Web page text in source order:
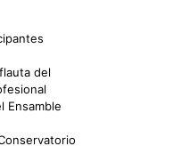
del
Ensamble